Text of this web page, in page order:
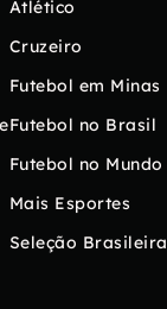
Atlético
Cruzeiro
Futebol em Minas
Futebol no Brasil
Futebol no Mundo
Mais Esportes
Seleção Brasileira